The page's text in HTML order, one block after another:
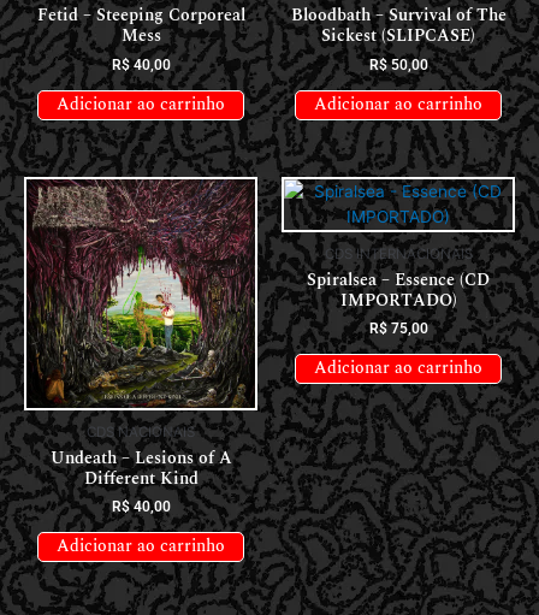
Fetid – Steeping Corporeal
Mess
R$40,00
Adicionar ao carrinho
Bloodbath – Survival of The
Sickest (SLIPCASE)
R$50,00
Adicionar ao carrinho
CDS NACIONAIS
Undeath – Lesions of A
Different Kind
R$40,00
Adicionar ao carrinho
CDS INTERNACIONAIS
Spiralsea – Essence (CD
IMPORTADO)
R$75,00
Adicionar ao carrinho